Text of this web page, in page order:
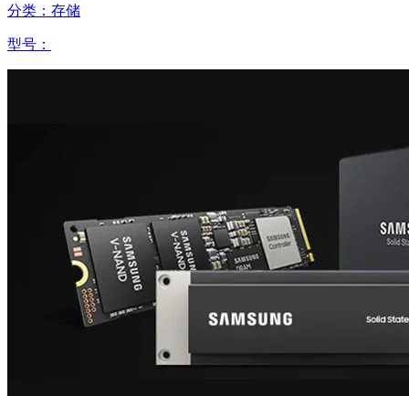
分类：存储
型号：